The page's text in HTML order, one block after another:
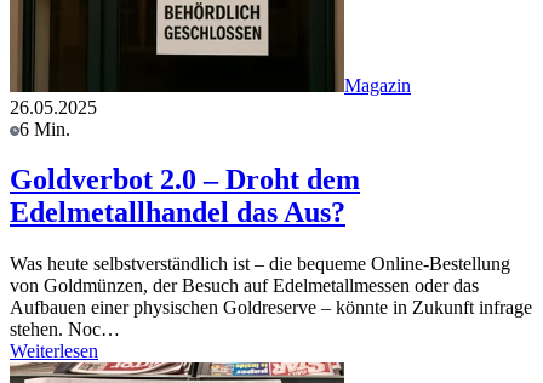
Magazin
26.05.2025
6 Min.
Goldverbot 2.0 – Droht dem
Edelmetallhandel das Aus?
Was heute selbstverständlich ist – die bequeme Online-Bestellung
von Goldmünzen, der Besuch auf Edelmetallmessen oder das
Aufbauen einer physischen Goldreserve – könnte in Zukunft infrage
stehen. Noc…
Weiterlesen